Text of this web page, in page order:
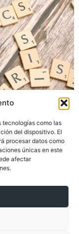
tecnologías como las
del dispositivo. El
procesar datos como
únicas en este
afectar
dispersos en